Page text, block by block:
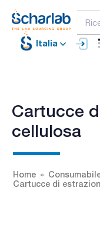
Italia
Cartucce
cellulosa
Home
Cartucce di